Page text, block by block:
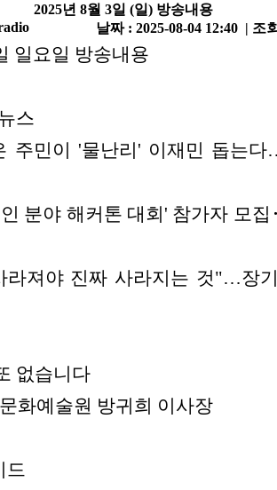
2025년 8월 3일 (일) 방송내용
날짜 : 2025-08-04 12:40 | 조
일요일 방송내용
스
주민이 '물난리' 이재민 돕는
분야 해커톤 대회' 참가자 모
라져야 진짜 사라지는 것"…장
없습니다
화예술원 방귀희 이사장
드